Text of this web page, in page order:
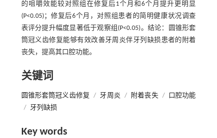
的咀嚼效能较对照组在修复后1个月和6个月提升更明显
(P<0.05)；修复后6个月，对照组患者的简明健康状况调查
表评分提升幅度显著低于观察组(P<0.05)。结论：圆锥形套
筒冠义齿修复能够有效改善牙周炎伴牙列缺损患者的附着
丧失，提高其口腔功能。
关键词
圆锥形套筒冠义齿修复 / 牙周炎 / 附着丧失 /
口腔功能
/ 牙列缺损
Key words